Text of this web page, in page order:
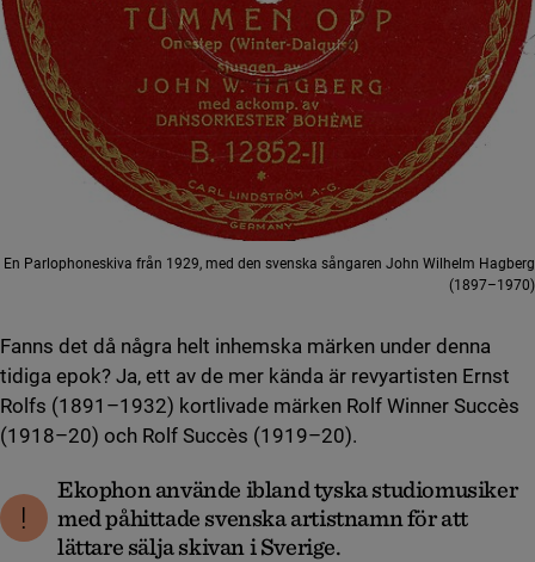
En Parlophoneskiva från 1929, med den svenska sångaren John Wilhelm Hagberg
(1897–1970)
Fanns det då några helt inhemska märken under denna
tidiga epok? Ja, ett av de mer kända är revyartisten Ernst
Rolfs (1891–1932) kortlivade märken Rolf Winner Succès
(1918–20) och Rolf Succès (1919–20).
Ekophon använde ibland tyska studiomusiker
med påhittade svenska artistnamn för att
lättare sälja skivan i Sverige.